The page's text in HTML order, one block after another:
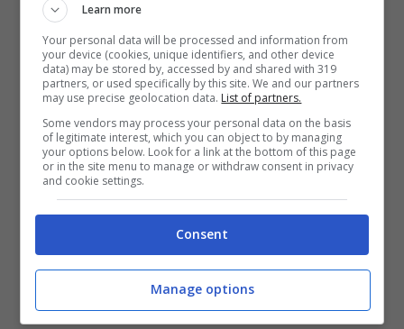
Motorola Moto X Force in
aggiornamento a Android 7 Nougat
Learn more
Your personal data will be processed and information from
your device (cookies, unique identifiers, and other device
data) may be stored by, accessed by and shared with 319
partners, or used specifically by this site. We and our partners
may use precise geolocation data. List of partners.
Some vendors may process your personal data on the basis
of legitimate interest, which you can object to by managing
your options below. Look for a link at the bottom of this page
or in the site menu to manage or withdraw consent in privacy
and cookie settings.
Consent
Manage options